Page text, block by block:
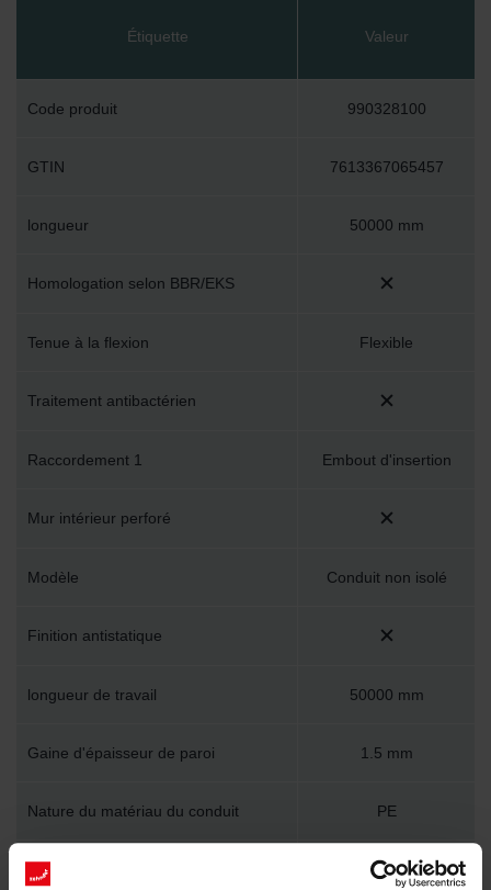
Étiquette Valeur
Code produit 990328100
GTIN 7613367065457
longueur 50000 mm
Homologation selon BBR/EKS
Tenue à la flexion Flexible
Traitement antibactérien
Raccordement 1 Embout d'insertion
Mur intérieur perforé
Modèle Conduit non isolé
Finition antistatique
longueur de travail 50000 mm
Gaine d'épaisseur de paroi 1.5 mm
Nature du matériau du conduit PE
Protection de surface externe Non traité